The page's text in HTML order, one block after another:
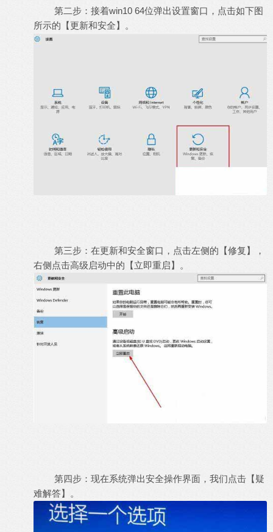
第二步：接着win10 64位弹出设置窗口，点击如下图
所示的【更新和安全】。
第三步：在更新和安全窗口，点击左侧的【修复】，
右侧点击高级启动中的【立即重启】。
第四步：现在系统弹出安全操作界面，我们点击【疑
难解答】。